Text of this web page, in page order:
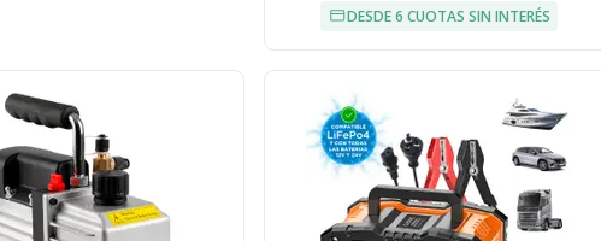
DESDE 6 CUOTAS SIN INTERÉS